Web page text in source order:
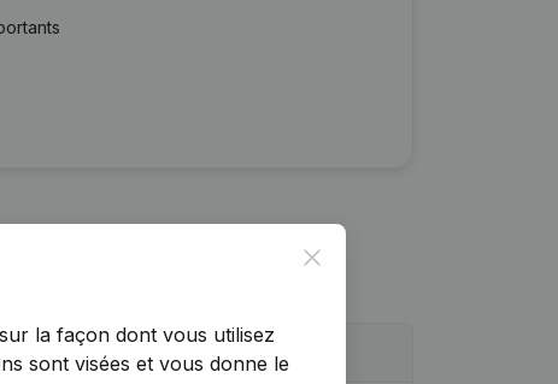
Close
la façon dont vous utilisez
sont visées et vous donne le